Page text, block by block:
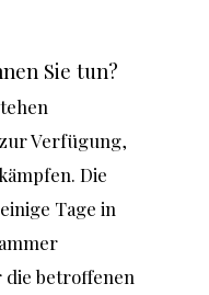
Sie tun?
Verfügung,
Die
Tage in
betroffenen